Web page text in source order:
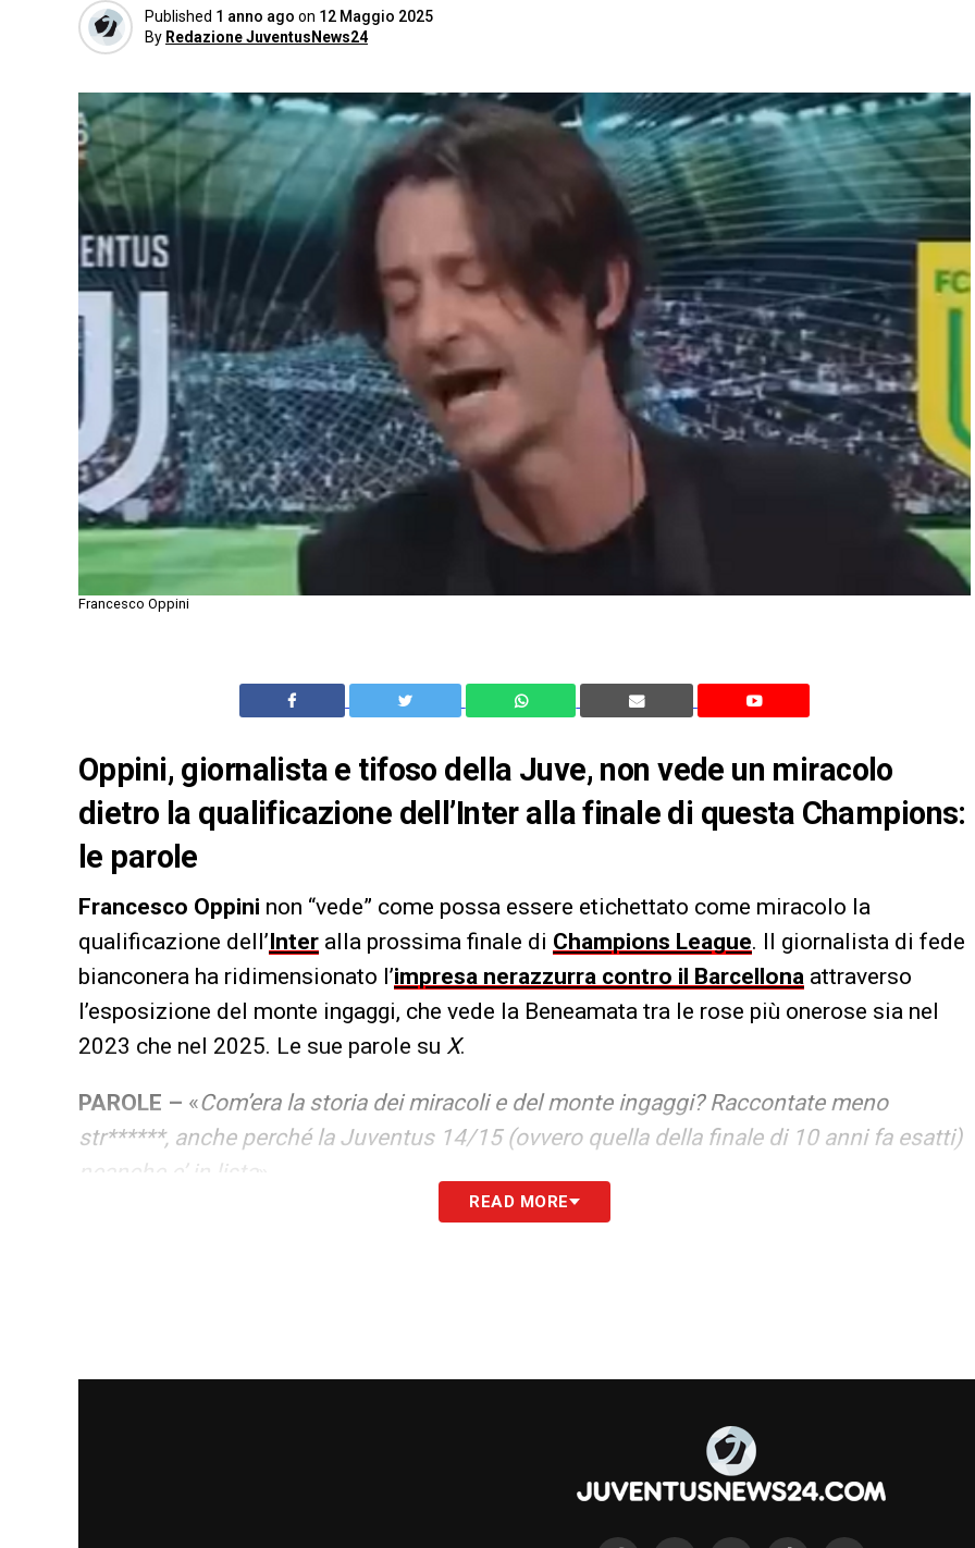
Published 1 anno ago on 12 Maggio 2025
By Redazione JuventusNews24
Francesco Oppini
Oppini, giornalista e tifoso della Juve, non vede un miracolo
dietro la qualificazione dell’Inter alla finale di questa Champions:
le parole
Francesco Oppini non “vede” come possa essere etichettato come miracolo la
qualificazione dell’Inter alla prossima finale di Champions League. Il giornalista di fede
bianconera ha ridimensionato l’impresa nerazzurra contro il Barcellona attraverso
l’esposizione del monte ingaggi, che vede la Beneamata tra le rose più onerose sia nel
2023 che nel 2025. Le sue parole su X.
PAROLE – «Com’era la storia dei miracoli e del monte ingaggi? Raccontate meno
str******, anche perché la Juventus 14/15 (ovvero quella della finale di 10 anni fa esatti)
neanche e’ in lista
READ MORE